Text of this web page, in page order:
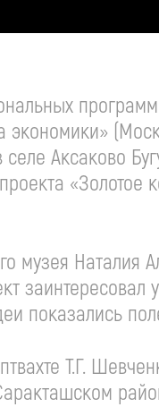
программ
экономики»
Аксаково
«Золотое
музея
показались
Т.Г.